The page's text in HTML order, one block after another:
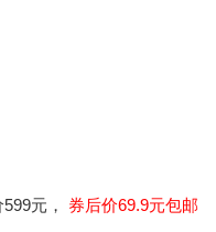
元， 券后价69.9元包邮